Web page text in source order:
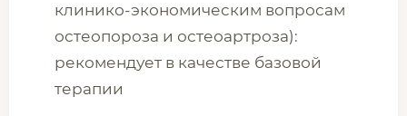
клинико-экономическим вопросам
остеопороза и остеоартроза):
рекомендует в качестве базовой
терапии